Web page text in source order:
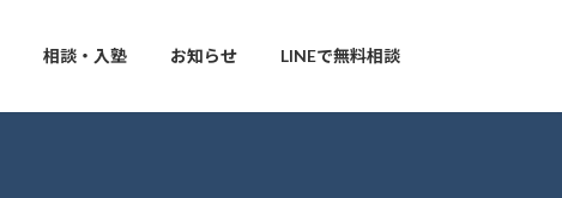
相談・入塾 お知らせ LINEで無料相談